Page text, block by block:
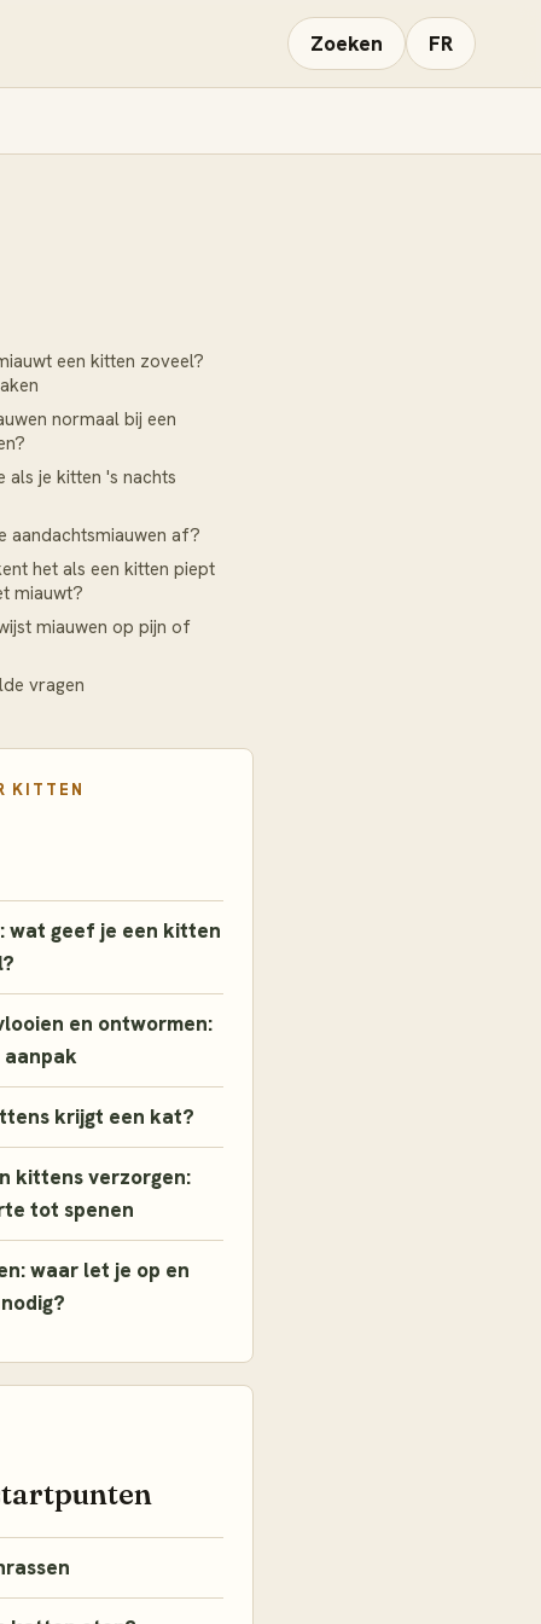
Zoeken FR
een kitten zoveel?
normaal bij een
als je kitten 's nachts
aandachtsmiauwen af?
het als een kitten piept
miauwt?
miauwen op pijn of
vragen
KITTEN
wat geef je een kitten
en ontwormen:
aanpak
krijgt een kat?
kittens verzorgen:
tot spenen
waar let je op en